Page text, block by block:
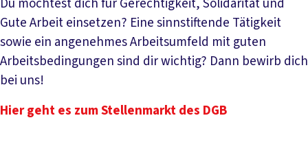
Du möchtest dich für Gerechtigkeit, Solidarität und
Gute Arbeit einsetzen? Eine sinnstiftende Tätigkeit
sowie ein angenehmes Arbeitsumfeld mit guten
Arbeitsbedingungen sind dir wichtig? Dann bewirb dich
bei uns!
Hier geht es zum Stellenmarkt des DGB